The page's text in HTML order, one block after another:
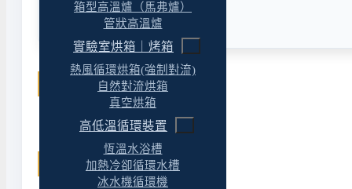
箱型高溫爐（馬弗爐）
管狀高溫爐
實驗室烘箱｜烤箱
熱風循環烘箱(強制對流)
自然對流烘箱
真空烘箱
高低溫循環裝置
恆溫水浴槽
加熱冷卻循環水槽
冰水機循環機
立即諮詢
相關文章
常見問題解答